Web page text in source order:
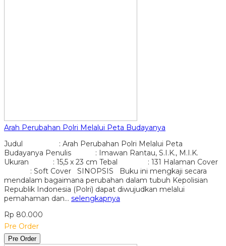
Arah Perubahan Polri Melalui Peta Budayanya
Judul : Arah Perubahan Polri Melalui Peta
Budayanya Penulis : Imawan Rantau, S.I.K., M.I.K.
Ukuran : 15,5 x 23 cm Tebal : 131 Halaman Cover
: Soft Cover SINOPSIS Buku ini mengkaji secara
mendalam bagaimana perubahan dalam tubuh Kepolisian
Republik Indonesia (Polri) dapat diwujudkan melalui
pemahaman dan… selengkapnya
Rp 80.000
Pre Order
Pre Order